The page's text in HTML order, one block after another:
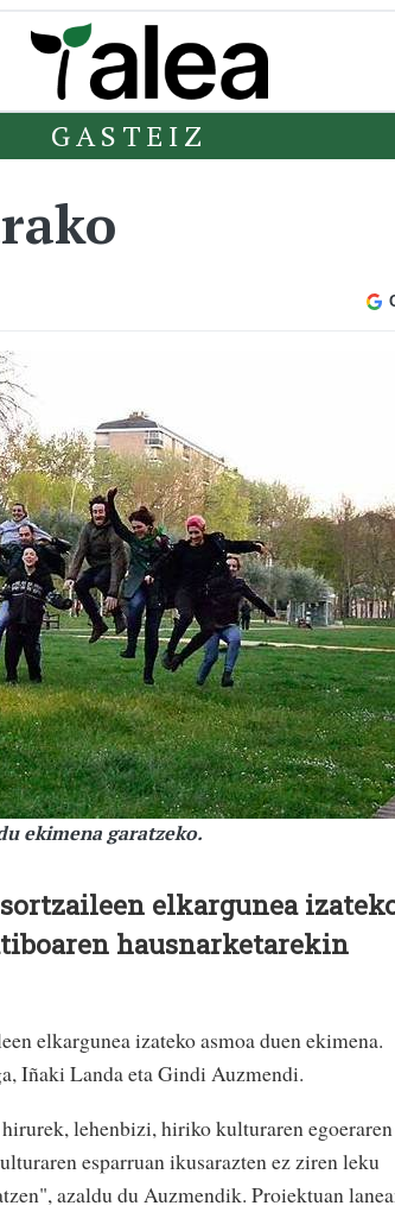
GASTEIZ
ekimena garatzeko.
elkargunea
hausnarketarekin
elkargunea izateko asmoa duen ekimena.
Iñaki Landa eta Gindi Auzmendi.
lehenbizi, hiriko kulturaren egoeraren
esparruan ikusarazten ez ziren leku
azaldu du Auzmendik. Proiektuan